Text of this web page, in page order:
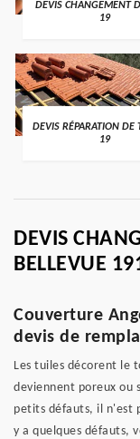
DEVIS CHANGEMENT
19
DEVIS RÉPARATION DE
19
DEVIS
BELLEVUE
Couverture
devis de
Les tuiles décorent le
deviennent poreux ou
petits défauts, il n'est
y a quelques défauts,